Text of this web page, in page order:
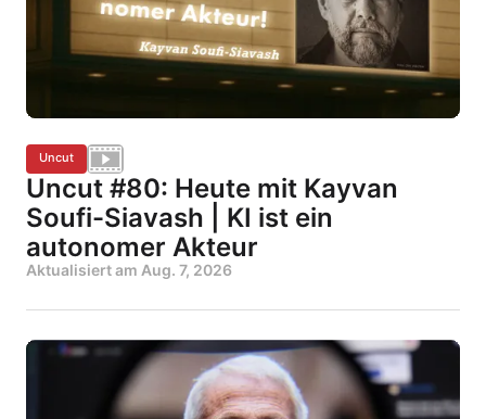
Uncut
Uncut #80: Heute mit Kayvan
Soufi-Siavash | KI ist ein
autonomer Akteur
Aktualisiert am Aug. 7, 2026